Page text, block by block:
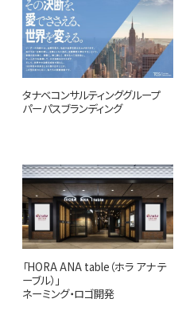
タナベコンサルティンググループ
パーパスブランディング
「HORA ANA table（ホラ アナ テ
ーブル）」
ネーミング・ロゴ開発